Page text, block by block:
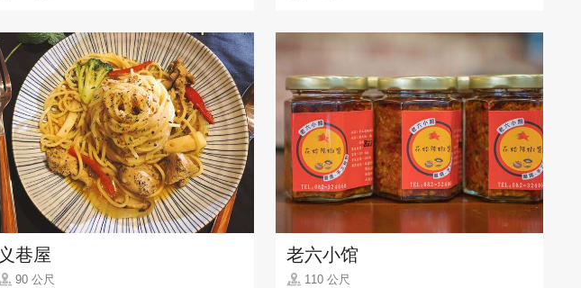
义巷屋
90 公尺
老六小馆
110 公尺